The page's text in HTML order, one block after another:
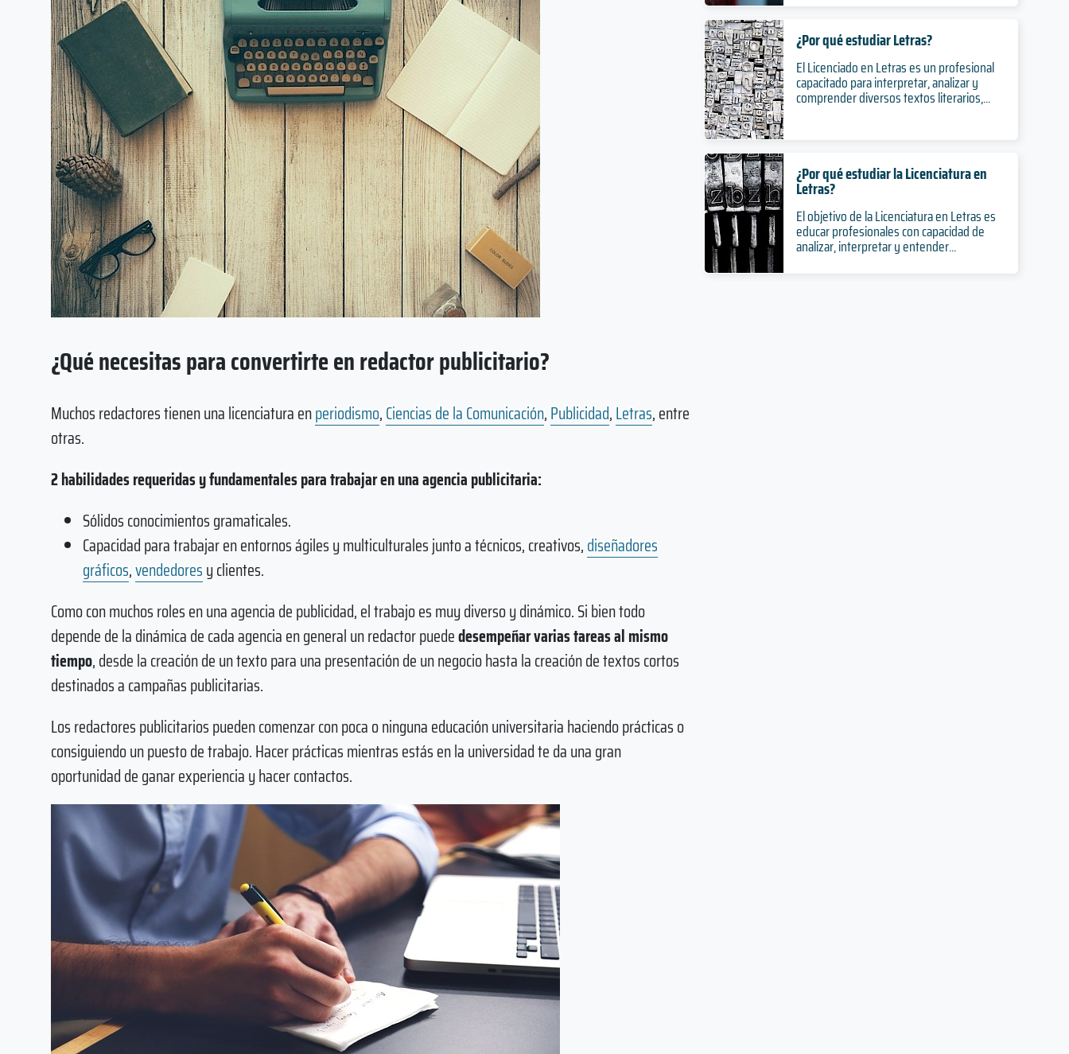
¿Qué necesitas para convertirte en redactor publicitario?
Muchos redactores tienen una licenciatura enperiodismo,Ciencias de la Comunicación,Publicidad,Letras, entre
otras.
2 habilidades requeridas y fundamentales para trabajar en una agencia publicitaria:
Sólidos conocimientos gramaticales.
Capacidad para trabajar en entornos ágiles y multiculturales junto a técnicos, creativos,diseñadores
gráficos,vendedoresy clientes.
Como con muchos roles en una agencia de publicidad, el trabajo es muy diverso y dinámico. Si bien todo
depende de la dinámica de cada agencia en general un redactor puededesempeñar varias tareas al mismo
tiempo, desde la creación de un texto para una presentación de un negocio hasta la creación de textos cortos
destinados a campañas publicitarias.
Los redactores publicitarios pueden comenzar con poca o ninguna educación universitaria haciendo prácticas o
consiguiendo un puesto de trabajo. Hacer prácticas mientras estás en la universidad te da una gran
oportunidad de ganar experiencia y hacer contactos.
¿Por qué estudiar Letras?
El Licenciado en Letras es un profesional
capacitado para interpretar, analizar y
comprender diversos textos literarios,...
¿Por qué estudiar la Licenciatura en
Letras?
El objetivo de la Licenciatura en Letras es
educar profesionales con capacidad de
analizar, interpretar y entender...